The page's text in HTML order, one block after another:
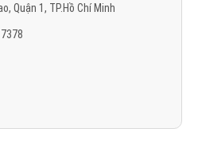
Quận 1, TP.Hồ Chí Minh